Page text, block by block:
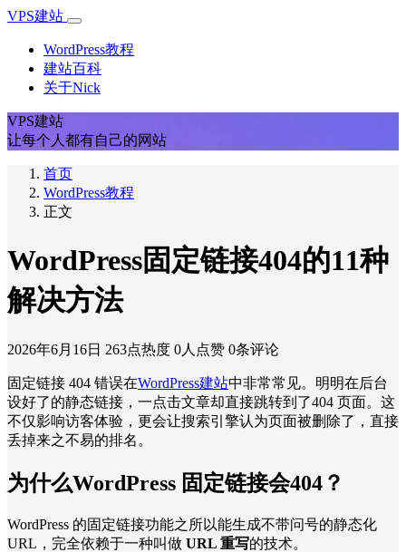
VPS建站
WordPress教程
建站百科
关于Nick
VPS建站
让每个人都有自己的网站
首页
WordPress教程
正文
WordPress固定链接404的11种
解决方法
2026年6月16日 263点热度 0人点赞 0条评论
固定链接 404 错误在WordPress建站中非常常见。明明在后台
设好了的静态链接，一点击文章却直接跳转到了404 页面。这
不仅影响访客体验，更会让搜索引擎认为页面被删除了，直接
丢掉来之不易的排名。
为什么WordPress 固定链接会404 ？
WordPress 的固定链接功能之所以能生成不带问号的静态化
URL，完全依赖于一种叫做 URL 重写的技术。